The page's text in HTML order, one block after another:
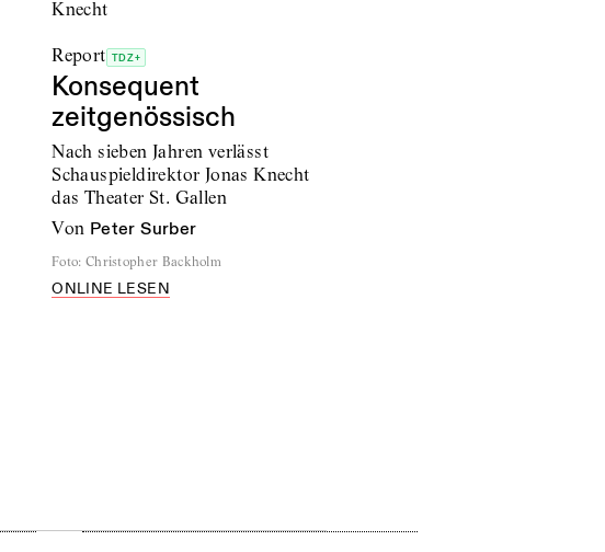
Report TDZ+
Konsequent
zeitgenössisch
Nach sieben Jahren verlässt
Schauspieldirektor Jonas Knecht
das Theater St. Gallen
von Peter Surber
Foto: Christopher Backholm
ONLINE LESEN